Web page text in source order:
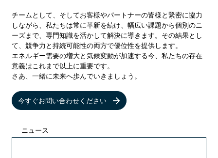
チームとして、そしてお客様やパートナーの皆様と緊密に協力
しながら、私たちは常に革新を続け、幅広い課題から個別のニ
ーズまで、専門知識を活かして解決に導きます。その結果とし
て、競争力と持続可能性の両方で優位性を提供します。
エネルギー需要の増大と気候変動が加速する今、私たちの存在
意義はこれまで以上に重要です。
さあ、一緒に未来へ歩んでいきましょう。
今すぐお問い合わせください
ニュース